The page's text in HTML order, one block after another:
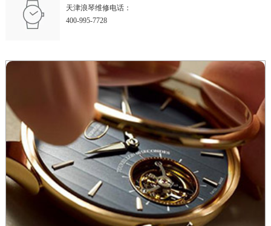
天津浪琴维修电话：
400-995-7728